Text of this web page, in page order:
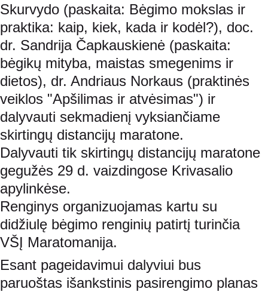
Skurvydo (paskaita: Bėgimo mokslas ir
praktika: kaip, kiek, kada ir kodėl?), doc.
dr. Sandrija Čapkauskienė (paskaita:
bėgikų mityba, maistas smegenims ir
dietos), dr. Andriaus Norkaus (praktinės
veiklos "Apšilimas ir atvėsimas") ir
dalyvauti sekmadienį vyksiančiame
skirtingų distancijų maratone.
Dalyvauti tik skirtingų distancijų maratone
gegužės 29 d. vaizdingose Krivasalio
apylinkėse.
Renginys organizuojamas kartu su
didžiulę bėgimo renginių patirtį turinčia
VŠĮ Maratomanija.
Esant pageidavimui dalyviui bus
paruoštas išankstinis pasirengimo planas